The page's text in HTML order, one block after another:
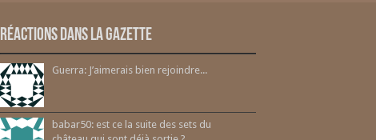
Réactions dans la gazette
Guerra: J’aimerais bien rejoindre...
babar50: est ce la suite des sets du